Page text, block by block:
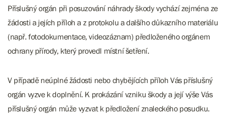
Příslušný orgán při posuzování náhrady škody vychází zejména ze
žádosti a jejích příloh a z protokolu a dalšího důkazního materiálu
(např. fotodokumentace, videozáznam) předloženého orgánem
ochrany přírody, který provedl místní šetření.
V případě neúplné žádosti nebo chybějících příloh Vás příslušný
orgán vyzve k doplnění. K prokázání vzniku škody a její výše Vás
příslušný orgán může vyzvat k předložení znaleckého posudku.